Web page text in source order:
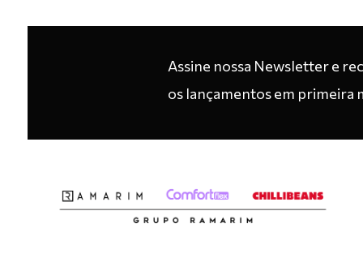
Assine nossa Newsletter e
os lançamentos em primeira